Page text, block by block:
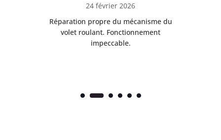
24 février 2026
Réparation propre du mécanisme du
volet roulant. Fonctionnement
impeccable.